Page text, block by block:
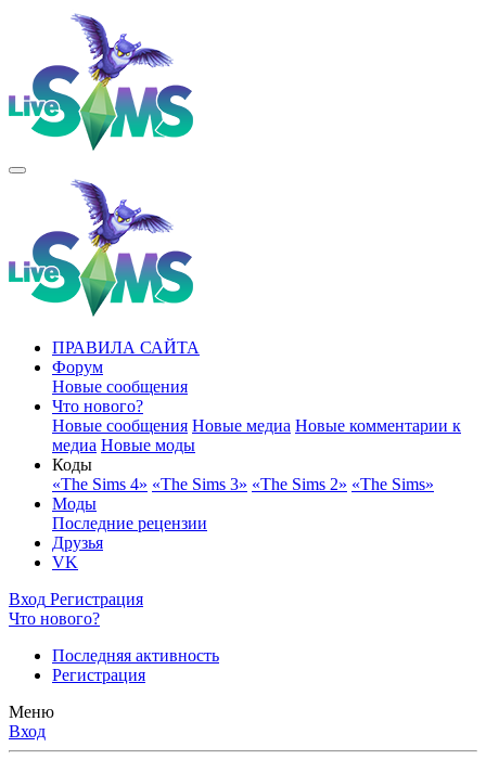
ПРАВИЛА САЙТА
Форум
Новые сообщения
Что нового?
Новые сообщения Новые медиа Новые комментарии к
медиа Новые моды
Коды
«The Sims 4» «The Sims 3» «The Sims 2» «The Sims»
Моды
Последние рецензии
Друзья
VK
Вход Регистрация
Что нового?
Последняя активность
Регистрация
Меню
Вход